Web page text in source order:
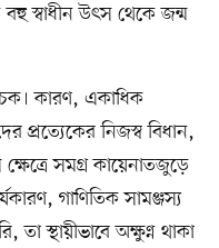
স্বাধীন উৎস থেকে জন্ম
কারণ, একাধিক
প্রত্যেকের নিজস্ব বিধান,
সমগ্র কায়েনাতজুড়ে
গাণিতিক সামঞ্জস্য
স্থায়ীভাবে অক্ষুণ্ন থাকা